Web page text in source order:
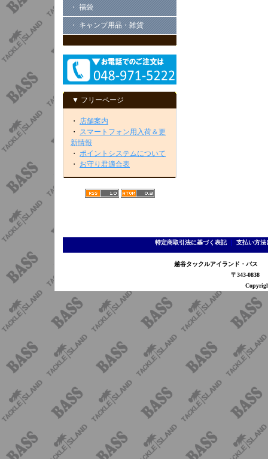
・ 福袋
・ キャンプ用品・雑貨
▼ フリーページ
・ 店舗案内
・ スマートフォン用入荷＆更
新情報
・ ポイントシステムについて
・ お守り君適合表
特定商取引法に基づく表記｜ 支払い方法
越谷タックルアイランド・バ
〒343-0838